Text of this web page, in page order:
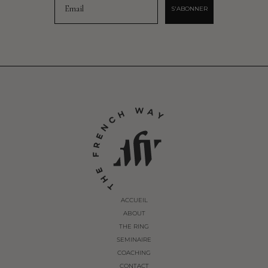
S'ABONNER
ACCUEIL
ABOUT
THE RING
SEMINAIRE
COACHING
CONTACT